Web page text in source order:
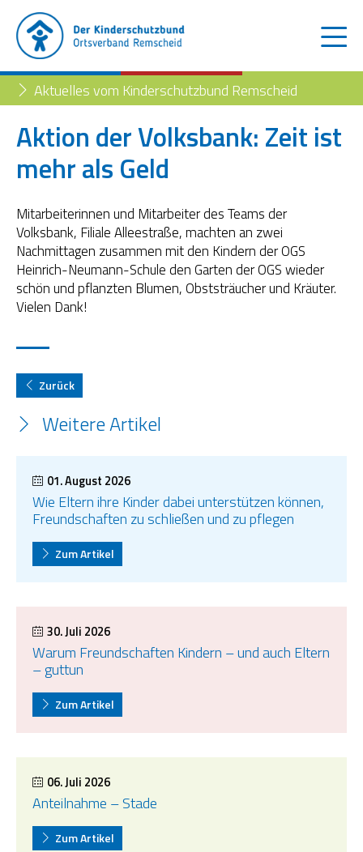
Der Kinderschutzbund
Aktuelles
Blog
Kinder- und Jugendtelefon
Trennung der Eltern
Familienberatungsstelle
Familienberatungsstelle
Begleiteter Umgang
OGS Heinrich-Neumann-Schule
Fit für Kids – Elternkurse
Kinder im Blick – Elternkurse
Wohngemeinschaft
Kleiderläden
Aktuelles vom Kinderschutzbund Remscheid
Aktion der Volksbank: Zeit ist
mehr als Geld
Mitarbeiterinnen und Mitarbeiter des Teams der
Volksbank, Filiale Alleestraße, machten an zwei
Nachmittagen zusammen mit den Kindern der OGS
Heinrich-Neumann-Schule den Garten der OGS wieder
schön und pflanzten Blumen, Obststräucher und Kräuter.
Vielen Dank!
Zurück
Weitere Artikel
01. August 2026
Wie Eltern ihre Kinder dabei unterstützen können,
Freundschaften zu schließen und zu pflegen
Zum Artikel
30. Juli 2026
Warum Freundschaften Kindern – und auch Eltern
– guttun
Zum Artikel
06. Juli 2026
Anteilnahme – Stade
Zum Artikel